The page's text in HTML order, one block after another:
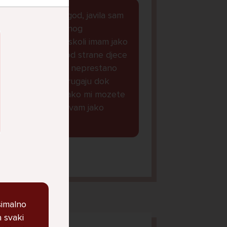
dobar dan kako god, javila sam
Vam se zbog jednog
razloga...naime u skoli imam jako
puno problema od strane djece
iz mojeg razreda, neprestano
me maltretiraju i rugaju dok
nesto ne mogu...ako mi mozete
dat savjet bila bi vam jako
svaki